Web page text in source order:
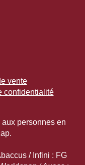
vente
confidentialité
personnes en
/ Infini : FG